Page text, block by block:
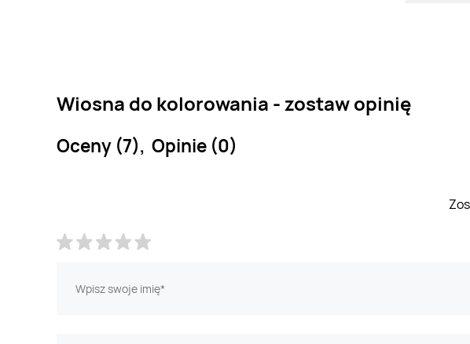
Wiosna do kolorowania - zostaw opinię
Oceny (7), Opinie (0)